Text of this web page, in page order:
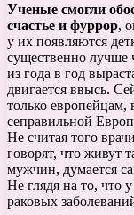
Ученые смогли
счастье и фуррор,
у их появляются
существенно лучше
из года в год
двигается ввысь.
только
сеправильной
Не считая того
говорят, что живут
мужчин, думается
Не глядя на то, что
раковых